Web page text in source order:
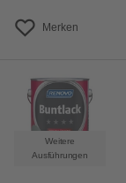
Merken
Weitere
Ausführungen